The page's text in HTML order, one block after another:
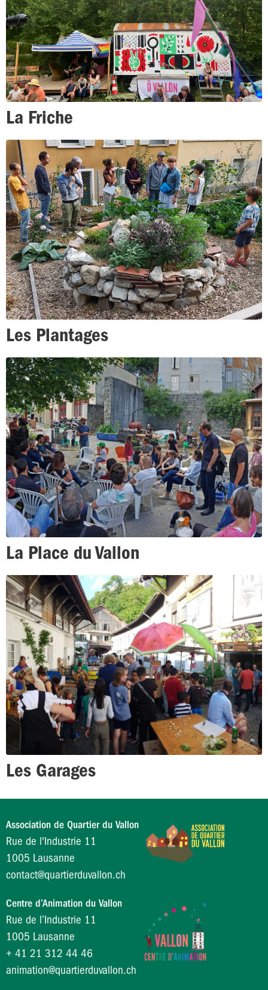
La Friche
Les Plantages
La Place du Vallon
Les Garages
Association de Quartier du Vallon
Rue de l'Industrie 11
1005 Lausanne
contact@quartierduvallon.ch
Centre d’Animation du Vallon
Rue de l’Industrie 11
1005 Lausanne
+ 41 21 312 44 46
animation@quartierduvallon.ch